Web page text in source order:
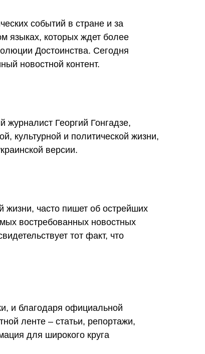
событий в стране и за
языках, которых ждет более
Достоинства. Сегодня
новостной контент.
журналист Георгий Гонгадзе,
культурной и политической жизни,
версии.
жизни, часто пишет об острейших
востребованных новостных
тот факт, что
и благодаря официальной
ленте – статьи, репортажи,
для широкого круга